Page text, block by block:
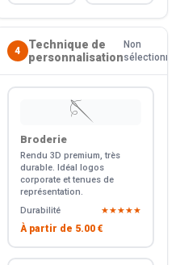
4
Technique de
personnalisation
Non
sélectionné
🪡
Broderie
Rendu 3D premium, très
durable. Idéal logos
corporate et tenues de
représentation.
Durabilité
★★★★★
À partir de 5.00 €